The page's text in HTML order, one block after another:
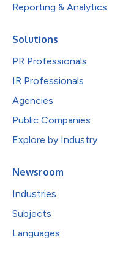
Reporting & Analytics
Solutions
PR Professionals
IR Professionals
Agencies
Public Companies
Explore by Industry
Newsroom
Industries
Subjects
Languages